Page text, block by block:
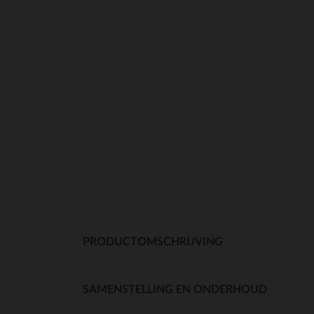
PRODUCTOMSCHRIJVING
SAMENSTELLING EN ONDERHOUD